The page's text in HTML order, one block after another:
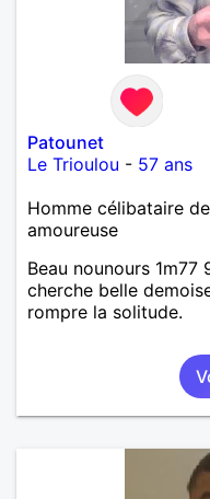
Patounet
Le Trioulou - 57 ans
Homme célibataire
amoureuse
Beau nounours
cherche belle
rompre la solitude.